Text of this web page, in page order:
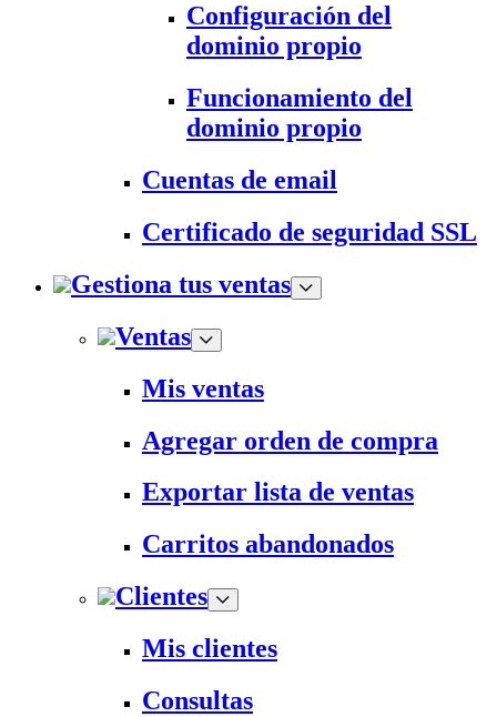
Configuración del
dominio propio
Funcionamiento del
dominio propio
Cuentas de email
Certificado de seguridad SSL
Gestiona tus ventas
Ventas
Mis ventas
Agregar orden de compra
Exportar lista de ventas
Carritos abandonados
Clientes
Mis clientes
Consultas